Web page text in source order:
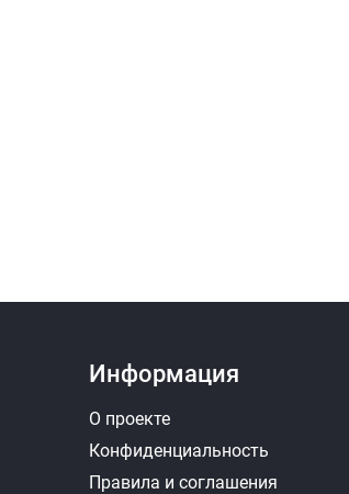
Информация
О проекте
Конфиденциальность
Правила и соглашения